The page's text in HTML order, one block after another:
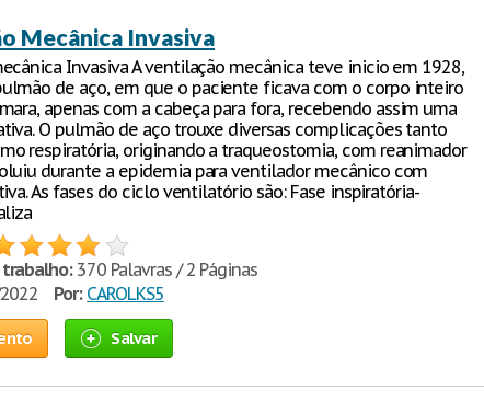
Mecânica Invasiva
Invasiva A ventilação mecânica teve inicio em 1928,
de aço, em que o paciente ficava com o corpo inteiro
apenas com a cabeça para fora, recebendo assim uma
O pulmão de aço trouxe diversas complicações tanto
respiratória, originando a traqueostomia, com reanimador
durante a epidemia para ventilador mecânico com
As fases do ciclo ventilatório são: Fase inspiratória-
trabalho:370 Palavras / 2 Páginas
Por: CAROLKS5
Salvar